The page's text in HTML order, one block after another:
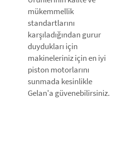
mükemmellik
standartlarını
karşıladığından gurur
duydukları için
makineleriniz için en iyi
piston motorlarını
sunmada kesinlikle
Gelan'a güvenebilirsiniz.